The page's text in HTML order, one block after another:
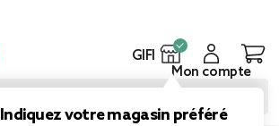
GIFI
Indiquez votre magasin préféré
Mon compte